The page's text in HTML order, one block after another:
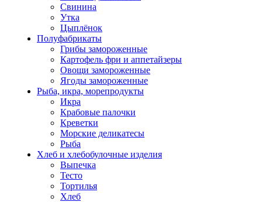
Свинина
Утка
Цыплёнок
Полуфабрикаты
Грибы замороженные
Картофель фри и аппетайзеры
Овощи замороженные
Ягоды замороженные
Рыба, икра, морепродукты
Икра
Крабовые палочки
Креветки
Морские деликатесы
Рыба
Хлеб и хлебобулочные изделия
Выпечка
Тесто
Тортилья
Хлеб